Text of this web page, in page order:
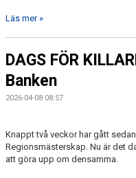
Läs mer »
DAGS FÖR
Banken
2026-04-08 08:57
Knappt två veckor har gått
Regionsmästerskap. Nu är det
att göra upp om densamma.